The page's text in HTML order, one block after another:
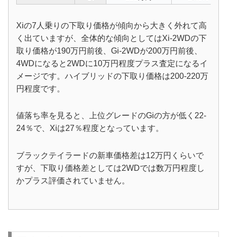
Xiの7人乗りの下取り価格が傾向から大きく外れて高
く出ていますが、全体的な傾向としてはXi-2WDの下
取り価格が190万円前後、Gi-2WDが200万円前後、
4WDになると2WDに10万円程度プラス査定になるイ
メージです。ハイブリッドの下取り価格は200-220万
円程度です。
値落ち率を見ると、上位グレードのGiの方が低く22-
24％で、Xiは27％程度となっています。
ブラックテイラードの新車価格差は12万円くらいで
すが、下取り価格差としては2WDでは数万円程度し
かプラス評価されていません。